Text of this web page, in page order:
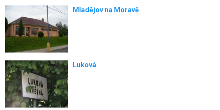
Mladějov na Moravě
Luková